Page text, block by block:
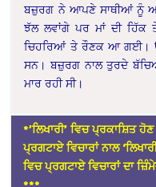
ਬਜ਼ੁਰਗ ਨੇ ਆਪਣੇ ਸਾਥੀਆਂ ਨੂੰ
ਝੱਲ ਲਵਾਂਗੇ ਪਰ ਮਾਂ ਦੀ ਹਿੱਕ
ਚਿਹਰਿਆਂ ਤੇ ਰੌਣਕ ਆ ਗਈ।
ਸਨ। ਬਜ਼ੁਰਗ ਨਾਲ ਤੁਰਦੇ
ਮਾਰ ਰਹੀ ਸੀ।
*’ਲਿਖਾਰੀ’ ਵਿਚ ਪ੍ਰਕਾਸ਼ਿਤ
ਪ੍ਰਗਟਾਏ ਵਿਚਾਰਾਂ ਨਾਲ
ਵਿਚ ਪ੍ਰਗਟਾਏ ਵਿਚਾਰਾਂ ਦਾ